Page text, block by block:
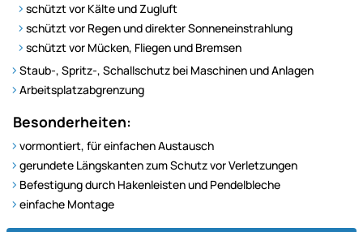
schützt vor Kälte und Zugluft
schützt vor Regen und direkter Sonneneinstrahlung
schützt vor Mücken, Fliegen und Bremsen
Staub-, Spritz-, Schallschutz bei Maschinen und Anlagen
Arbeitsplatzabgrenzung
Besonderheiten:
vormontiert, für einfachen Austausch
gerundete Längskanten zum Schutz vor Verletzungen
Befestigung durch Hakenleisten und Pendelbleche
einfache Montage